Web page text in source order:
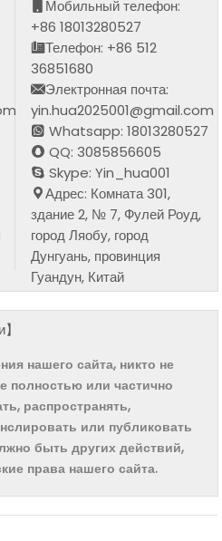
Мобильный телефон:
+86 18013280527
Телефон: +86 512
36851680
Электронная почта:
yin.hua2025001@gmail.com
Whatsapp: 18013280527
QQ: 3085856605
Skype: Yin_hua001
Адрес: Комната 301,
здание 2, № 7, Фулей Роуд,
город Ляобу, город
Дунгуань, провинция
Гуандун, Китай
нашего сайта, никто не
полностью или частично
распространять,
или публиковать
быть других действий,
права нашего сайта.